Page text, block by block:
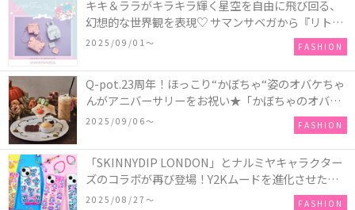
キキ＆ララがキラキラ輝く星空を自由に飛び回る、
幻想的な世界観を表現♡ サマンサベガから『リトル
ツインスターズ』50周年アニバーサリーイヤー』を
2025/09/01〜 FASHION
Q-pot.23周年！ほっこり“かぼちゃ“姿のオバケちゃ
んがアニバーサリーをお祝い★「かぼちゃのオバケ
ーキアクセサリー」が新発売！Q-pot CAFE.では
「かぼちゃのオバケーキプレート」も登場
2025/09/06〜 FASHION
「SKINNYDIP LONDON」とナルミヤキャラクター
ズのコラボが再び登場！Y2Kムードを進化させた新
作コレクションを発売♪
2025/08/27〜 FASHION